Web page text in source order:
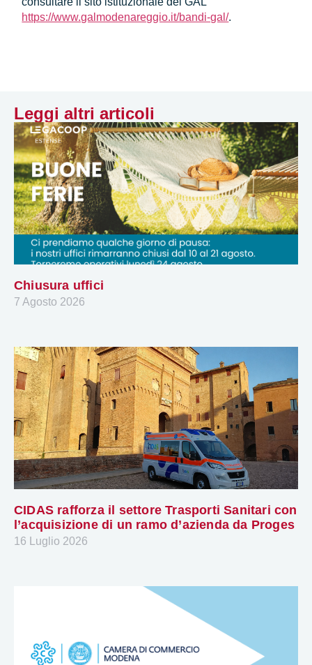
https://www.galmodenareggio.it/bandi-gal/.
Leggi altri articoli
Chiusura uffici
7 Agosto 2026
CIDAS rafforza il settore Trasporti Sanitari con
l’acquisizione di un ramo d’azienda da Proges
16 Luglio 2026